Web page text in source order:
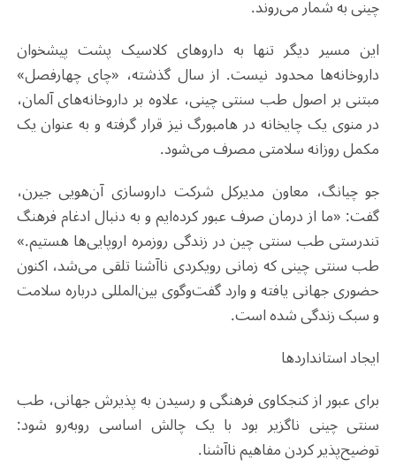
چینی به شمار می‌روند.
این مسیر دیگر تنها به داروهای کلاسیک پشت پیشخوان
داروخانه‌ها محدود نیست. از سال گذشته، «چای چهارفصل»
مبتنی بر اصول طب سنتی چینی، علاوه بر داروخانه‌های آلمان،
در منوی یک چایخانه در هامبورگ نیز قرار گرفته و به عنوان یک
مکمل روزانه سلامتی مصرف می‌شود.
جو چیانگ، معاون مدیرکل شرکت داروسازی آن‌هویی جیرن،
گفت: «ما از درمان صرف عبور کرده‌ایم و به دنبال ادغام فرهنگ
تندرستی طب سنتی چین در زندگی روزمره اروپایی‌ها هستیم.»
طب سنتی چینی که زمانی رویکردی ناآشنا تلقی می‌شد، اکنون
حضوری جهانی یافته و وارد گفت‌وگوی بین‌المللی درباره سلامت
و سبک زندگی شده است.
ایجاد استانداردها
برای عبور از کنجکاوی فرهنگی و رسیدن به پذیرش جهانی، طب
سنتی چینی ناگزیر بود با یک چالش اساسی روبه‌رو شود:
توضیح‌پذیر کردن مفاهیم ناآشنا.